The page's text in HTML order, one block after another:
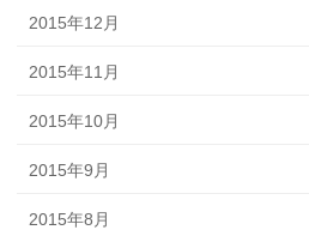
2015年12月
2015年11月
2015年10月
2015年9月
2015年8月